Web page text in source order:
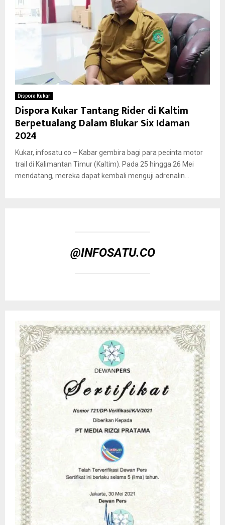
Dispora Kukar
Dispora Kukar Tantang Rider di Kaltim
Berpetualang Dalam Blukar Six Idaman
2024
Kukar, infosatu.co – Kabar gembira bagi para pecinta motor
trail di Kalimantan Timur (Kaltim). Pada 25 hingga 26 Mei
mendatang, mereka dapat kembali menguji adrenalin...
@INFOSATU.CO